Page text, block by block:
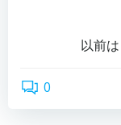
以前
0